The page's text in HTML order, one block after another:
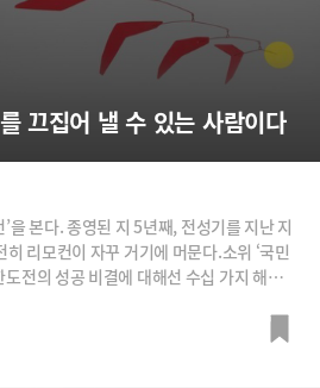
끄집어 낼 수 있는 사람이다
을 본다. 종영된 지 5년째, 전성기를 지난 지
리모컨이 자꾸 거기에 머문다.소위 ‘국민
전의 성공 비결에 대해선 수십 가지 해석
논두렁, 질퍽거리는 진흙탕에서 바지가